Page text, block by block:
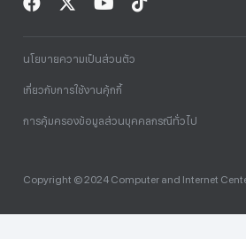
Copyright © 2024 Computer and Internet
นโยบายความเป็นส่วนตัว
เกี่ยวกับการใช้งานคุ้กกี้
การคุ้มครองข้อมูลส่วนบุคคลกรณีทั่วไป